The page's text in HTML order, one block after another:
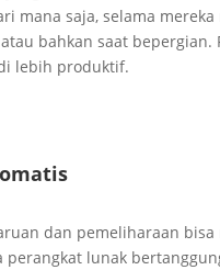
mana saja, selama
bahkan saat
lebih produktif.
dan pemeliharaan
perangkat lunak